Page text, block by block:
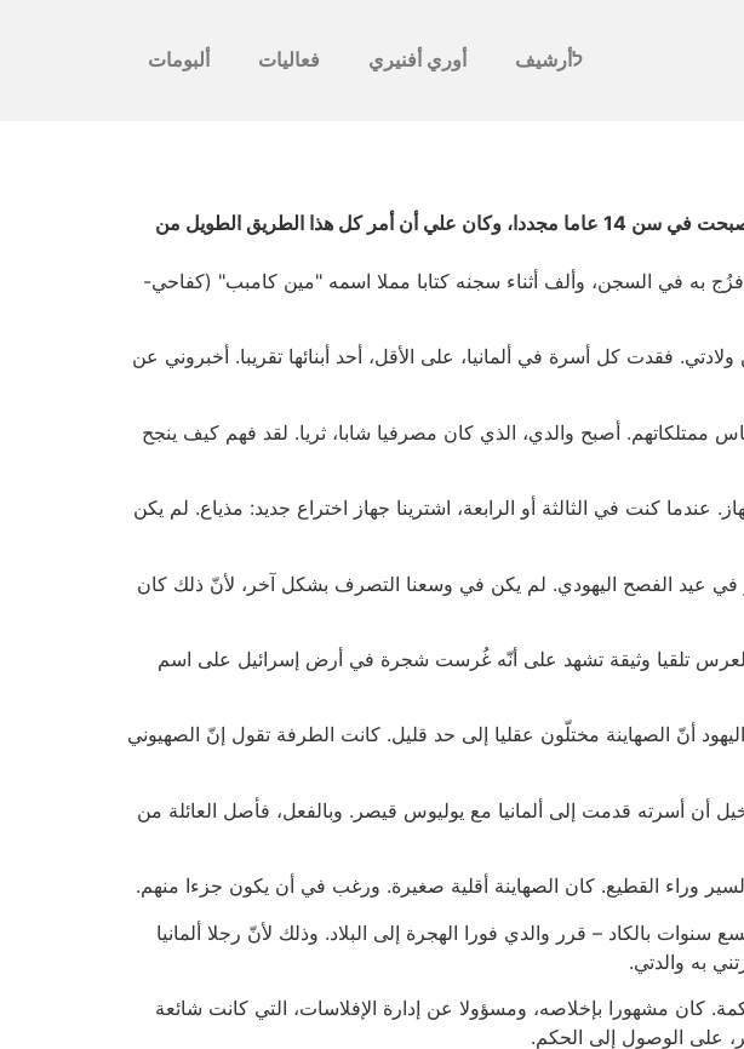
לأرشيف أوري أفنيري فعاليات ألبومات
أنا ابن 93 عاما وغدا عيد ميلادي.هل أنا راض عن حياتي حتى الآن؟ نعم، بالتأكيد.لو حدثت معجزة وأصبحت في سن 14 عاما مجددا، وكان علي أن أمر كل هذا الطريق الطويل من
فزُج به في السجن، وألف أثناء سجنه كتابا مملا اسمه "مين كامبب" (كفاحي-
فقدت كل أسرة في ألمانيا، على الأقل، أحد أبنائها تقريبا. أخبروني عن
ممتلكاتهم. أصبح والدي، الذي كان مصرفيا شابا، ثريا. لقد فهم كيف ينجح
عندما كنت في الثالثة أو الرابعة، اشترينا جهاز اختراع جديد: مذياع. لم يكن
في عيد الفصح اليهودي. لم يكن في وسعنا التصرف بشكل آخر، لأنّ ذلك كان
العرس تلقيا وثيقة تشهد على أنّه غُرست شجرة في أرض إسرائيل على اسم
أنّ الصهاينة مختلّون عقليا إلى حد قليل. كانت الطرفة تقول إنّ الصهيوني
أن أسرته قدمت إلى ألمانيا مع يوليوس قيصر. وبالفعل، فأصل العائلة من
وراء القطيع. كان الصهاينة أقلية صغيرة. ورغب في أن يكون جزءا منهم.
بالكاد – قرر والدي فورا الهجرة إلى البلاد. وذلك لأنّ رجلا ألمانيا
به والدتي.
كان مشهورا بإخلاصه، ومسؤولا عن إدارة الإفلاسات، التي كانت شائعة
على الوصول إلى الحكم.